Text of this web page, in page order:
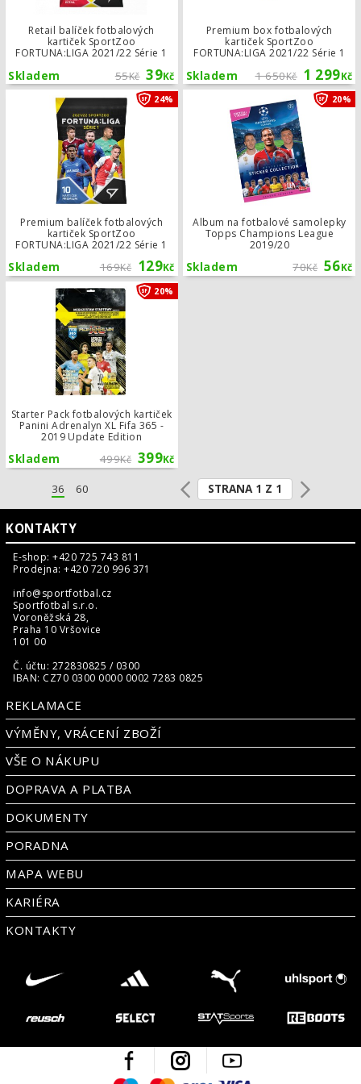
Retail balíček fotbalových
kartiček SportZoo
FORTUNA:LIGA 2021/22 Série 1
55Kč 39Kč
Skladem
Premium box fotbalových
kartiček SportZoo
FORTUNA:LIGA 2021/22 Série 1
1 650Kč 1 299Kč
Skladem
Premium balíček fotbalových
kartiček SportZoo
FORTUNA:LIGA 2021/22 Série 1
169Kč 129Kč
Skladem
24% Premium balíček fotbalových
Album na fotbalové samolepky
Topps Champions League
2019/20
70Kč 56Kč
Skladem
20%
Starter Pack fotbalových kartiček
Panini Adrenalyn XL Fifa 365 -
2019 Update Edition
499Kč 399Kč
Skladem
20%
36 60 STRANA 1 Z 1
KONTAKTY
E-shop: +420 725 743 811
Prodejna: +420 720 996 371
info@sportfotbal.cz
Sportfotbal s.r.o.
Voroněžská 28,
Praha 10 Vršovice
101 00
Č. účtu: 272830825 / 0300
IBAN: CZ70 0300 0000 0002 7283 0825
REKLAMACE
VÝMĚNY, VRÁCENÍ ZBOŽÍ
VŠE O NÁKUPU
DOPRAVA A PLATBA
DOKUMENTY
PORADNA
MAPA WEBU
KARIÉRA
KONTAKTY
Facebook Instagram